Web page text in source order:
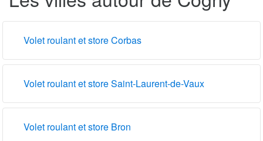
Volet roulant et store Corbas
Volet roulant et store Saint-Laurent-de-Vaux
Volet roulant et store Bron